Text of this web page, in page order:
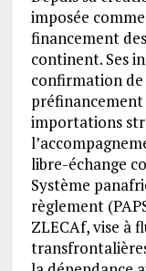
imposée
financement
continent. Ses
confirmation
importations
libre-échange
Système
règlement
ZLECAf, vise à